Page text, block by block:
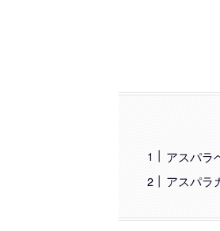
アスパラ
アスパラ